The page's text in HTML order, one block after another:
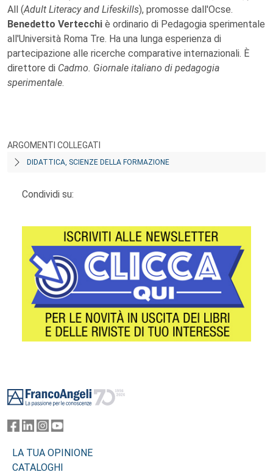
All (Adult Literacy and Lifeskills), promosse dall'Ocse.
Benedetto Vertecchi è ordinario di Pedagogia sperimentale
all'Università Roma Tre. Ha una lunga esperienza di
partecipazione alle ricerche comparative internazionali. È
direttore di Cadmo. Giornale italiano di pedagogia
sperimentale.
ARGOMENTI COLLEGATI
DIDATTICA, SCIENZE DELLA FORMAZIONE
Condividi su:
LA TUA OPINIONE
CATALOGHI